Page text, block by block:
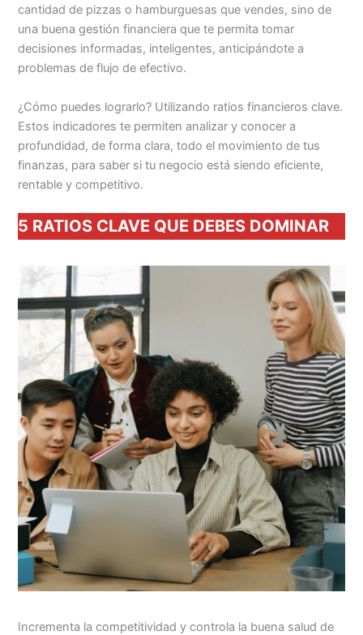
cantidad de pizzas o hamburguesas que vendes, sino de
una buena gestión financiera que te permita tomar
decisiones informadas, inteligentes, anticipándote a
problemas de flujo de efectivo.
¿Cómo puedes lograrlo? Utilizando ratios financieros clave.
Estos indicadores te permiten analizar y conocer a
profundidad, de forma clara, todo el movimiento de tus
finanzas, para saber si tu negocio está siendo eficiente,
rentable y competitivo.
5 RATIOS CLAVE QUE DEBES DOMINAR
Incrementa la competitividad y controla la buena salud de